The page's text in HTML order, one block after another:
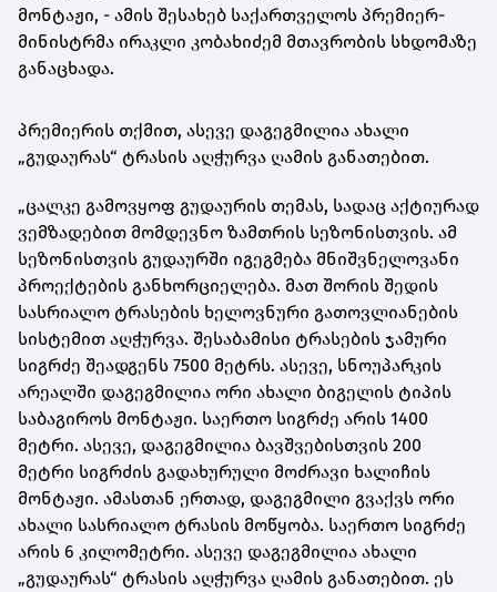
მონტაჟი, - ამის შესახებ საქართველოს პრემიერ-
მინისტრმა ირაკლი კობახიძემ მთავრობის სხდომაზე
განაცხადა.
პრემიერის თქმით, ასევე დაგეგმილია ახალი
„გუდაურას“ ტრასის აღჭურვა ღამის განათებით.
„ცალკე გამოვყოფ გუდაურის თემას, სადაც აქტიურად
ვემზადებით მომდევნო ზამთრის სეზონისთვის. ამ
სეზონისთვის გუდაურში იგეგმება მნიშვნელოვანი
პროექტების განხორციელება. მათ შორის შედის
სასრიალო ტრასების ხელოვნური გათოვლიანების
სისტემით აღჭურვა. შესაბამისი ტრასების ჯამური
სიგრძე შეადგენს 7500 მეტრს. ასევე, სნოუპარკის
არეალში დაგეგმილია ორი ახალი ბიგელის ტიპის
საბაგიროს მონტაჟი. საერთო სიგრძე არის 1400
მეტრი. ასევე, დაგეგმილია ბავშვებისთვის 200
მეტრი სიგრძის გადახურული მოძრავი ხალიჩის
მონტაჟი. ამასთან ერთად, დაგეგმილი გვაქვს ორი
ახალი სასრიალო ტრასის მოწყობა. საერთო სიგრძე
არის 6 კილომეტრი. ასევე დაგეგმილია ახალი
„გუდაურას“ ტრასის აღჭურვა ღამის განათებით. ეს